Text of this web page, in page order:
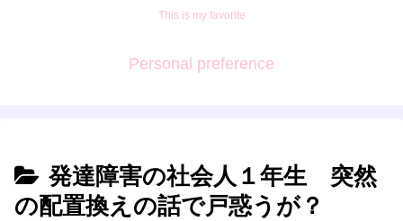
This is my favorite
Personal preference
発達障害の社会人１年生 突然
の配置換えの話で戸惑うが？